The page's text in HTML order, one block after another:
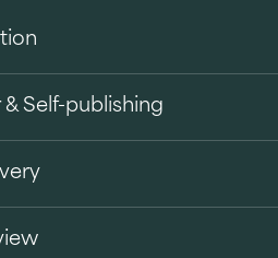
& Self-publishing